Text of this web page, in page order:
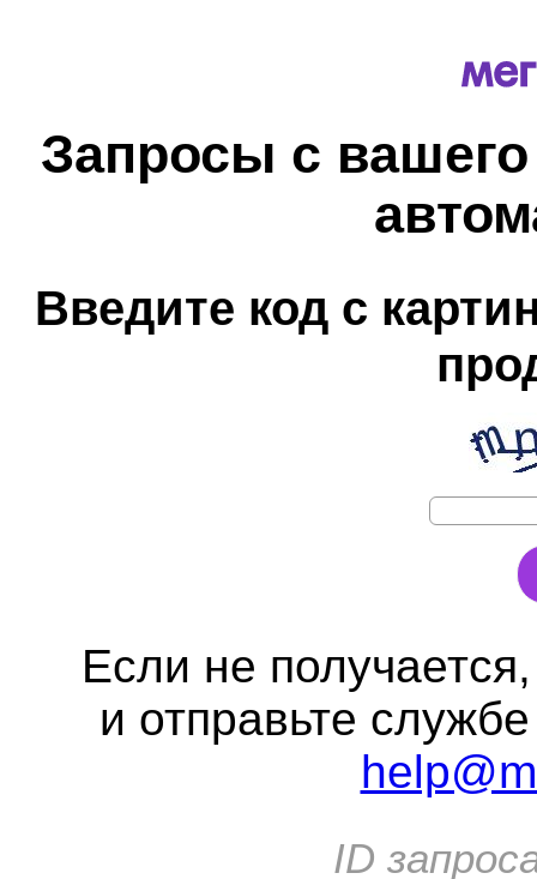
Запросы с
Введите код с
Если не
и отправьте
ID